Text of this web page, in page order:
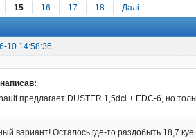
15 16 17 18 Далі
10 14:58:36
предлагает DUSTER 1,5dci + EDC-6, но
вариант! Осталось где-то раздобыть 18,7